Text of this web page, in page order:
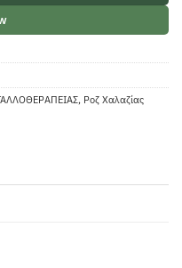
, Ροζ Χαλαζίας